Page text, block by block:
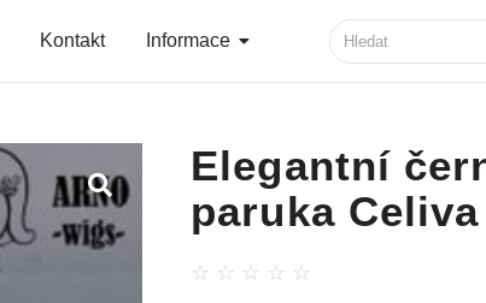
Kontakt Informace
Elegantní
paruka Celiva
☆ ☆ ☆ ☆ ☆